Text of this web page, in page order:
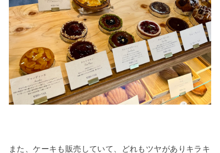
また、ケーキも販売していて、どれもツヤがありキラキ